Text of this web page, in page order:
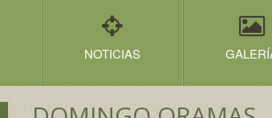
NOTICIAS